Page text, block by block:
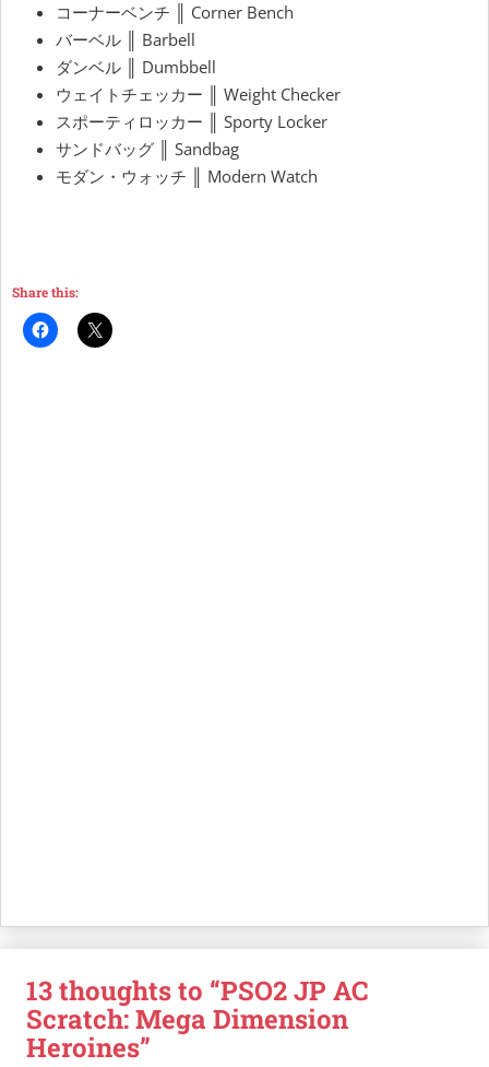
コーナーベンチ ║ Corner Bench
バーベル ║ Barbell
ダンベル ║ Dumbbell
ウェイトチェッカー ║ Weight Checker
スポーティロッカー ║ Sporty Locker
サンドバッグ ║ Sandbag
モダン・ウォッチ ║ Modern Watch
Share this:
13 thoughts to “PSO2 JP AC
Scratch: Mega Dimension
Heroines”